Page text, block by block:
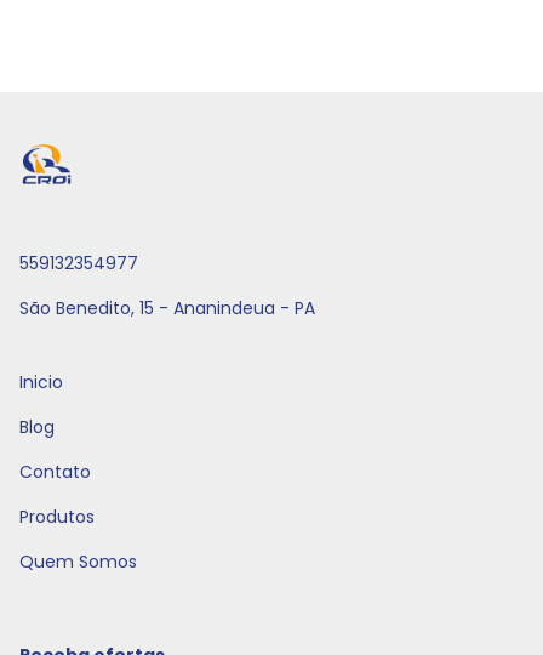
559132354977
São Benedito, 15 - Ananindeua - PA
Inicio
Blog
Contato
Produtos
Quem Somos